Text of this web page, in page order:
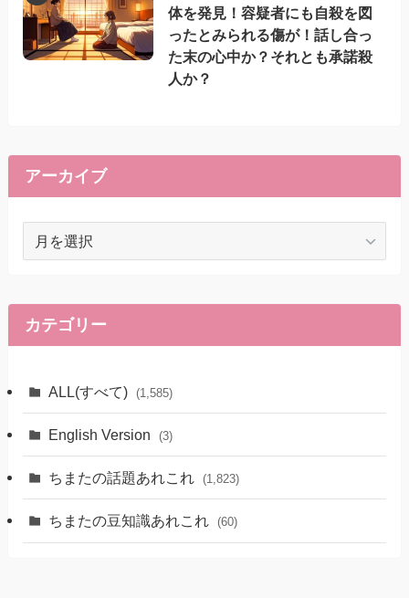
体を発見！容疑者にも自殺を図
ったとみられる傷が！話し合っ
た末の心中か？それとも承諾殺
人か？
アーカイブ
イ
ブ
カテゴリー
ALL(すべて) (1,585)
English Version (3)
ちまたの話題あれこれ (1,823)
ちまたの豆知識あれこれ (60)